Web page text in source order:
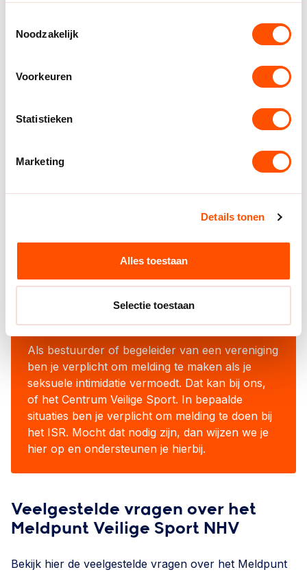
Noodzakelijk
Voorkeuren
Statistieken
Marketing
Details tonen
Alles toestaan
Selectie toestaan
jongeren en volwassenen die sporten of actief
sport.FIER staat in verbinding met het Centrum
Veilige Sport Nederland. Toch is de chat tussen
buiten werktijden (ma t/m vr van 16:00 tot
06:00, in de weekenden en op feestdagen van
Chat met Fier
Meldplicht seksuele
intimidatie
Als bestuurder of begeleider van een vereniging
ben je verplicht om melding te maken als je
seksuele intimidatie vermoedt. Dat kan bij ons,
of het Centrum Veilige Sport. In bepaalde
situaties ben je verplicht om melding te doen bij
het ISR. Mocht dat nodig zijn, dan wijzen we je
hier op en ondersteunen je hierbij.
Veelgestelde vragen over het
Meldpunt Veilige Sport NHV
Bekijk hier de veelgestelde vragen over het Meldpunt